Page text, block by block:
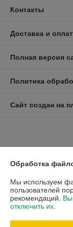
Контакты
Доставка и
Полная версия
Политика
Сайт создан на
Юридическое лицо:
РБ, 223723, Минская
Горького, д. 15
Регистрационный
Обработка
Мы используем
пользователей
рекомендаций. Вы
отключить их.